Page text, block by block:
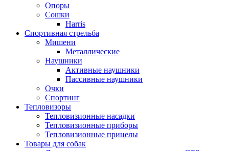
Опоры
Сошки
Harris
Спортивная стрельба
Мишени
Металлические
Наушники
Активные наушники
Пассивные наушники
Очки
Спортинг
Тепловизоры
Тепловизионные насадки
Тепловизионные приборы
Тепловизионные прицелы
Товары для собак